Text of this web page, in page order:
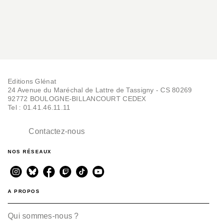
Editions Glénat
24 Avenue du Maréchal de Lattre de Tassigny - CS 80269
92772 BOULOGNE-BILLANCOURT CEDEX
Tel : 01.41.46.11.11
Contactez-nous
NOS RÉSEAUX
A PROPOS
Qui sommes-nous ?